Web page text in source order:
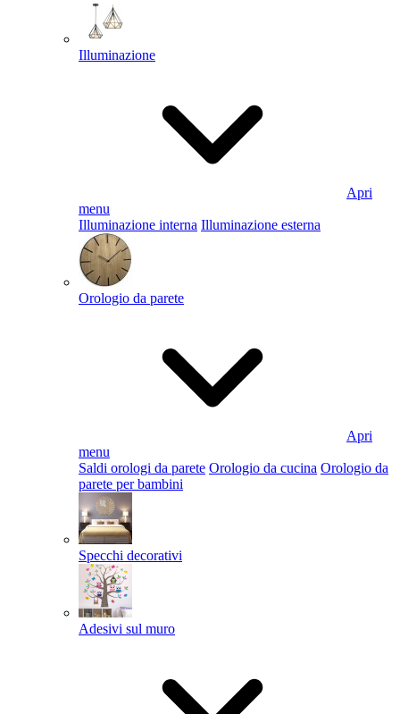
Illuminazione
Apri
menu
Illuminazione interna Illuminazione esterna
Orologio da parete
Apri
menu
Saldi orologi da parete Orologio da cucina Orologio da
parete per bambini
Specchi decorativi
Adesivi sul muro